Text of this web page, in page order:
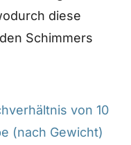
diese
Schimmers
von 10
(nach Gewicht)